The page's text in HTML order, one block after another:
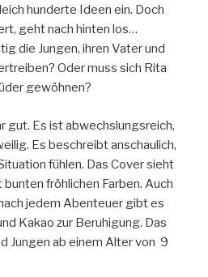
hunderte Ideen ein. Doch
geht nach hinten los…
die Jungen, ihren Vater und
Oder muss sich Rita
gewöhnen?
gut. Es ist abwechslungsreich,
Es beschreibt anschaulich,
fühlen. Das Cover sieht
fröhlichen Farben. Auch
jedem Abenteuer gibt es
Kakao zur Beruhigung. Das
Jungen ab einem Alter von 9